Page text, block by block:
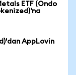
ETF (Ondo
AppLovin